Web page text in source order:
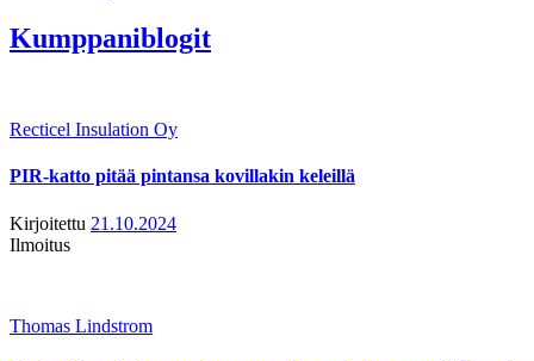
Kumppaniblogit
Recticel Insulation Oy
PIR-katto pitää pintansa kovillakin keleillä
Kirjoitettu 21.10.2024
Ilmoitus
Thomas Lindstrom